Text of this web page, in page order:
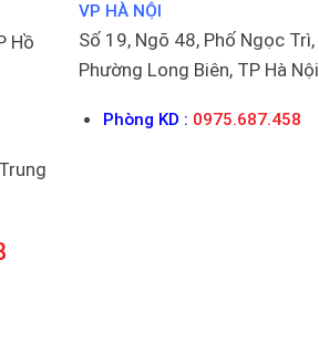
Hồ
VP HÀ NỘI
Số 19, Ngõ 48, Phố Ngọc Trì,
Phường Long Biên, TP Hà Nội
Phòng KD : 0975.687.458